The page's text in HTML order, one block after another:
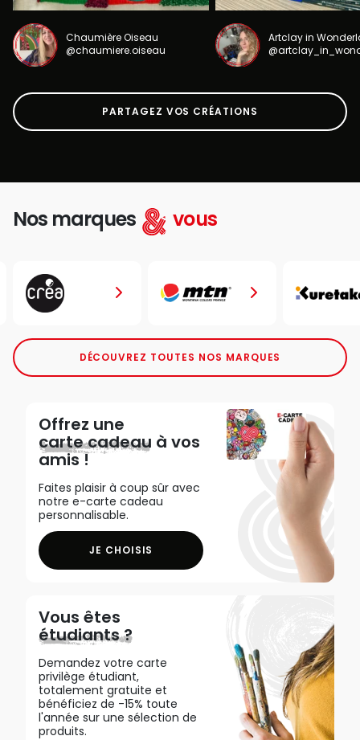
Chaumière Oiseau
@chaumiere.oiseau
Artclay in
PARTAGEZ VOS CRÉATIONS
Nos marques vous
DÉCOUVREZ TOUTES NOS MARQUES
Offrez une
carte cadeau à vos
amis !
Faites plaisir à coup sûr avec
notre e-carte cadeau
personnalisable.
JE CHOISIS
Vous êtes
étudiants ?
Demandez votre carte
privilège étudiant,
totalement gratuite et
bénéficiez de -15% toute
l'année sur une sélection de
produits.